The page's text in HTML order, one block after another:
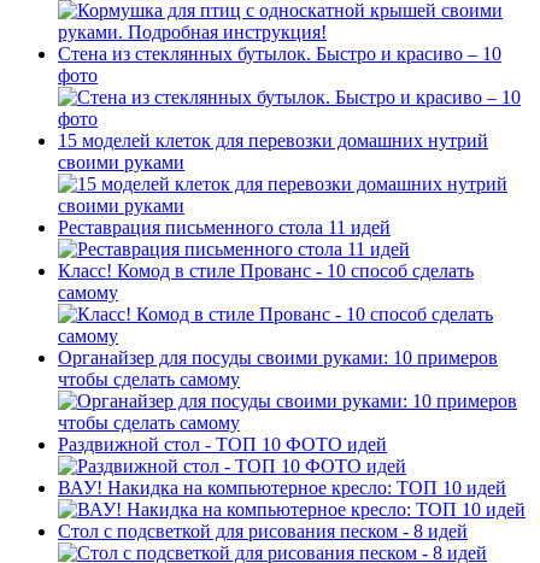
Стена из стеклянных бутылок. Быстро и красиво – 10
фото
15 моделей клеток для перевозки домашних нутрий
своими руками
Реставрация письменного стола 11 идей
Класс! Комод в стиле Прованс - 10 способ сделать
самому
Органайзер для посуды своими руками: 10 примеров
чтобы сделать самому
Раздвижной стол - ТОП 10 ФОТО идей
ВАУ! Накидка на компьютерное кресло: ТОП 10 идей
Стол с подсветкой для рисования песком - 8 идей